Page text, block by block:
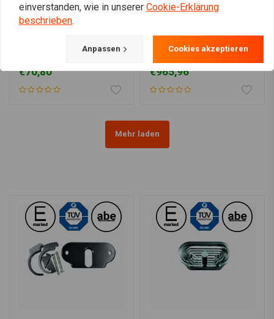
1 Inch Domed Riser (1,25
"- 5") Schwarz & Chrom
(EXCL. FLT)
€70,80
KRAUS
Kickback Riser Set. 25MM
Klemme, 200MM Rise |
Schwarz
€965,96
Mehr laden
einverstanden, wie in unserer Cookie-Erklärung
beschrieben.
Anpassen Cookies akzeptieren